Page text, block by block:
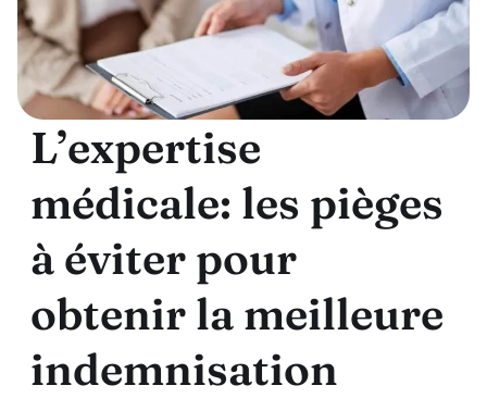
L’expertise
médicale: les pièges
à éviter pour
obtenir la meilleure
indemnisation